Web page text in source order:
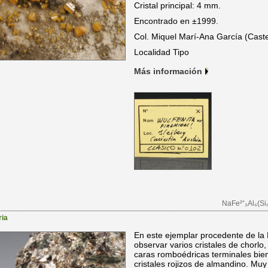
Cristal principal: 4 mm.
Encontrado en ±1999.
Col. Miquel Marí-Ana García
Localidad Tipo
Más información
En este ejemplar procedente de
observar varios cristales de
caras romboédricas terminales
cristales rojizos de almandino.